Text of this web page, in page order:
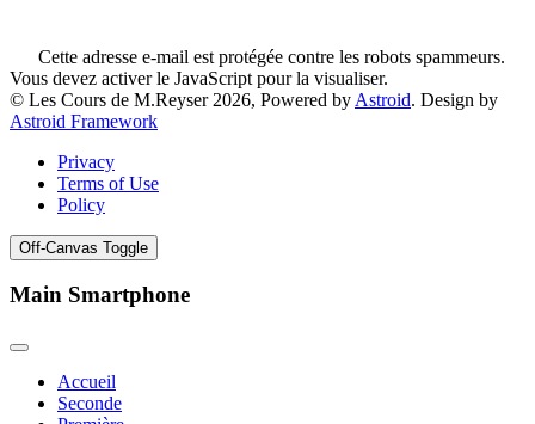
Cette adresse e-mail est protégée contre les robots spammeurs.
Vous devez activer le JavaScript pour la visualiser.
© Les Cours de M.Reyser 2026, Powered by Astroid. Design by
Astroid Framework
Privacy
Terms of Use
Policy
Off-Canvas Toggle
Main Smartphone
Accueil
Seconde